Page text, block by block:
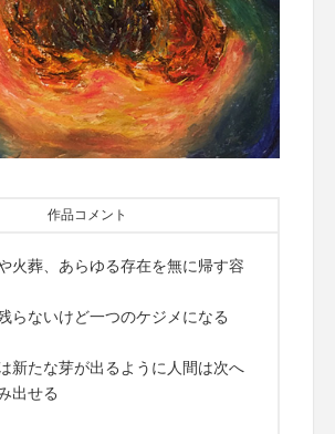
作品コメント
火葬、あらゆる存在を無に帰す容
らないけど一つのケジメになる
新たな芽が出るように人間は次へ
出せる